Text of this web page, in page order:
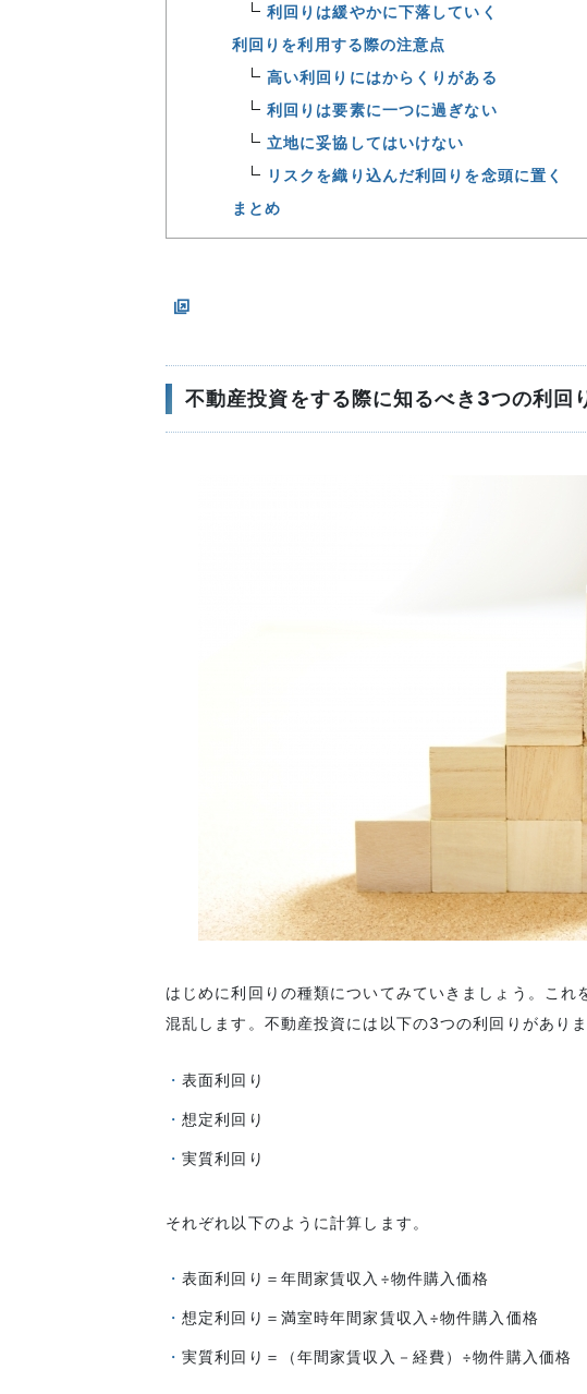
利回りは緩やかに下落していく
利回りを利用する際の注意点
高い利回りにはからくりがある
利回りは要素に一つに過ぎない
立地に妥協してはいけない
リスクを織り込んだ利回りを念頭に置く
まとめ
不動産投資をする際に知るべき3つの利回
はじめに利回りの種類についてみていきましょう。こ
混乱します。不動産投資には以下の3つの利回りがありま
表面利回り
想定利回り
実質利回り
それぞれ以下のように計算します。
表面利回り＝年間家賃収入÷物件購入価格
想定利回り＝満室時年間家賃収入÷物件購入価格
実質利回り＝（年間家賃収入－経費）÷物件購入価格